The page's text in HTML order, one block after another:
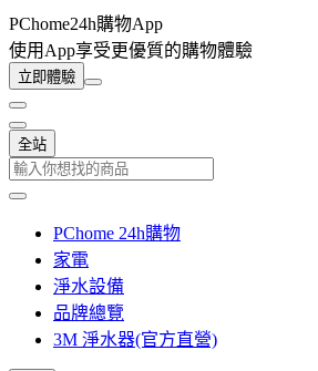
PChome24h購物App
使用App享受更優質的購物體驗
立即體驗
全站
PChome 24h購物
家電
淨水設備
品牌總覽
3M 淨水器(官方直營)